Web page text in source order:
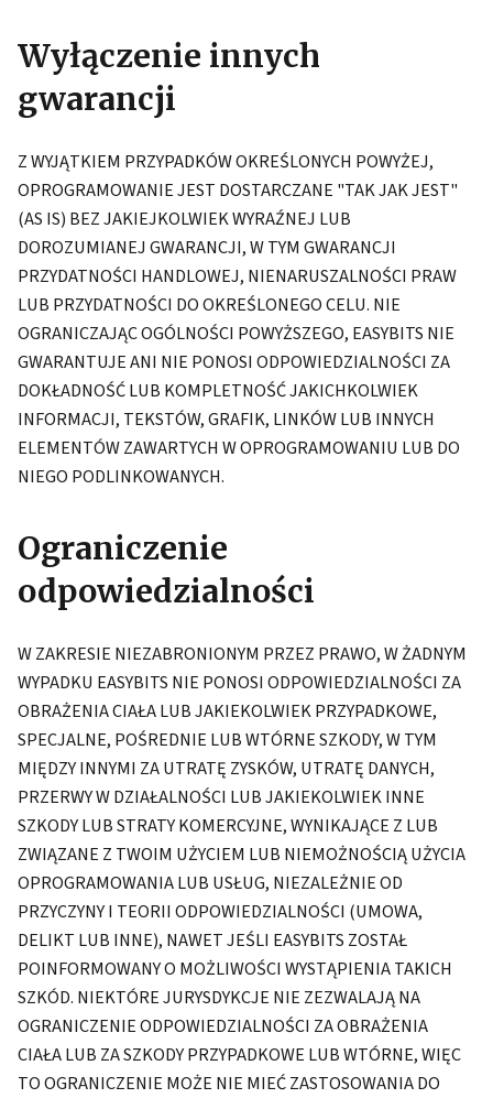
Wyłączenie innych
gwarancji
Z WYJĄTKIEM PRZYPADKÓW OKREŚLONYCH POWYŻEJ,
OPROGRAMOWANIE JEST DOSTARCZANE "TAK JAK JEST"
(AS IS) BEZ JAKIEJKOLWIEK WYRAŹNEJ LUB
DOROZUMIANEJ GWARANCJI, W TYM GWARANCJI
PRZYDATNOŚCI HANDLOWEJ, NIENARUSZALNOŚCI PRAW
LUB PRZYDATNOŚCI DO OKREŚLONEGO CELU. NIE
OGRANICZAJĄC OGÓLNOŚCI POWYŻSZEGO, EASYBITS NIE
GWARANTUJE ANI NIE PONOSI ODPOWIEDZIALNOŚCI ZA
DOKŁADNOŚĆ LUB KOMPLETNOŚĆ JAKICHKOLWIEK
INFORMACJI, TEKSTÓW, GRAFIK, LINKÓW LUB INNYCH
ELEMENTÓW ZAWARTYCH W OPROGRAMOWANIU LUB DO
NIEGO PODLINKOWANYCH.
Ograniczenie
odpowiedzialności
W ZAKRESIE NIEZABRONIONYM PRZEZ PRAWO, W ŻADNYM
WYPADKU EASYBITS NIE PONOSI ODPOWIEDZIALNOŚCI ZA
OBRAŻENIA CIAŁA LUB JAKIEKOLWIEK PRZYPADKOWE,
SPECJALNE, POŚREDNIE LUB WTÓRNE SZKODY, W TYM
MIĘDZY INNYMI ZA UTRATĘ ZYSKÓW, UTRATĘ DANYCH,
PRZERWY W DZIAŁALNOŚCI LUB JAKIEKOLWIEK INNE
SZKODY LUB STRATY KOMERCYJNE, WYNIKAJĄCE Z LUB
ZWIĄZANE Z TWOIM UŻYCIEM LUB NIEMOŻNOŚCIĄ UŻYCIA
OPROGRAMOWANIA LUB USŁUG, NIEZALEŻNIE OD
PRZYCZYNY I TEORII ODPOWIEDZIALNOŚCI (UMOWA,
DELIKT LUB INNE), NAWET JEŚLI EASYBITS ZOSTAŁ
POINFORMOWANY O MOŻLIWOŚCI WYSTĄPIENIA TAKICH
SZKÓD. NIEKTÓRE JURYSDYKCJE NIE ZEZWALAJĄ NA
OGRANICZENIE ODPOWIEDZIALNOŚCI ZA OBRAŻENIA
CIAŁA LUB ZA SZKODY PRZYPADKOWE LUB WTÓRNE, WIĘC
TO OGRANICZENIE MOŻE NIE MIEĆ ZASTOSOWANIA DO